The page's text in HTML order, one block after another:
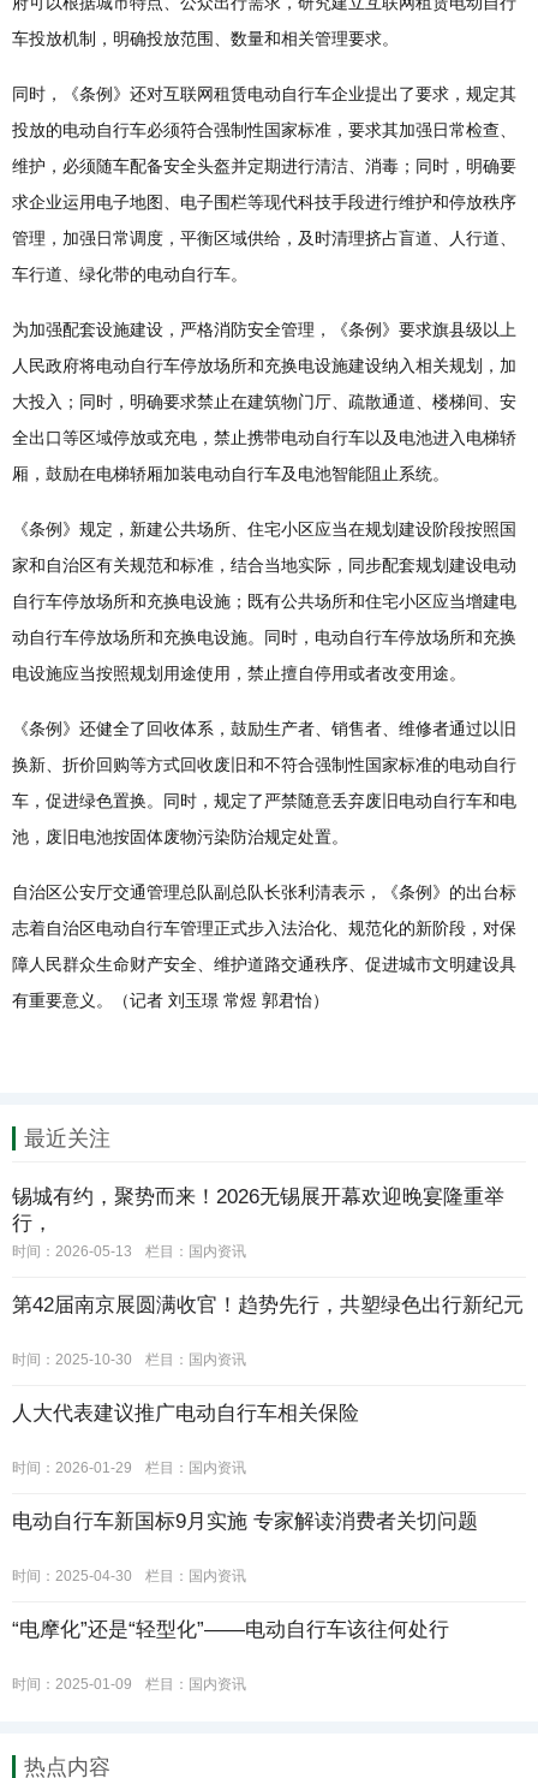
车投放机制，明确投放范围、数量和相关管理要求。
同时，《条例》还对互联网租赁电动自行车企业提出了要求，规定其
投放的电动自行车必须符合强制性国家标准，要求其加强日常检查、
维护，必须随车配备安全头盔并定期进行清洁、消毒；同时，明确要
求企业运用电子地图、电子围栏等现代科技手段进行维护和停放秩序
管理，加强日常调度，平衡区域供给，及时清理挤占盲道、人行道、
车行道、绿化带的电动自行车。
为加强配套设施建设，严格消防安全管理，《条例》要求旗县级以上
人民政府将电动自行车停放场所和充换电设施建设纳入相关规划，加
大投入；同时，明确要求禁止在建筑物门厅、疏散通道、楼梯间、安
全出口等区域停放或充电，禁止携带电动自行车以及电池进入电梯轿
厢，鼓励在电梯轿厢加装电动自行车及电池智能阻止系统。
《条例》规定，新建公共场所、住宅小区应当在规划建设阶段按照国
家和自治区有关规范和标准，结合当地实际，同步配套规划建设电动
自行车停放场所和充换电设施；既有公共场所和住宅小区应当增建电
动自行车停放场所和充换电设施。同时，电动自行车停放场所和充换
电设施应当按照规划用途使用，禁止擅自停用或者改变用途。
《条例》还健全了回收体系，鼓励生产者、销售者、维修者通过以旧
换新、折价回购等方式回收废旧和不符合强制性国家标准的电动自行
车，促进绿色置换。同时，规定了严禁随意丢弃废旧电动自行车和电
池，废旧电池按固体废物污染防治规定处置。
自治区公安厅交通管理总队副总队长张利清表示，《条例》的出台标
志着自治区电动自行车管理正式步入法治化、规范化的新阶段，对保
障人民群众生命财产安全、维护道路交通秩序、促进城市文明建设具
有重要意义。（记者 刘玉璟 常煜 郭君怡）
最近关注
锡城有约，聚势而来！2026无锡展开幕欢迎晚宴隆重举
行，
时间：2026-05-13 栏目： 国内资讯
第42届南京展圆满收官！趋势先行，共塑绿色出行新纪元
时间：2025-10-30 栏目： 国内资讯
人大代表建议推广电动自行车相关保险
时间：2026-01-29 栏目： 国内资讯
电动自行车新国标9月实施 专家解读消费者关切问题
时间：2025-04-30 栏目： 国内资讯
“电摩化”还是“轻型化”——电动自行车该往何处行
时间：2025-01-09 栏目： 国内资讯
热点内容